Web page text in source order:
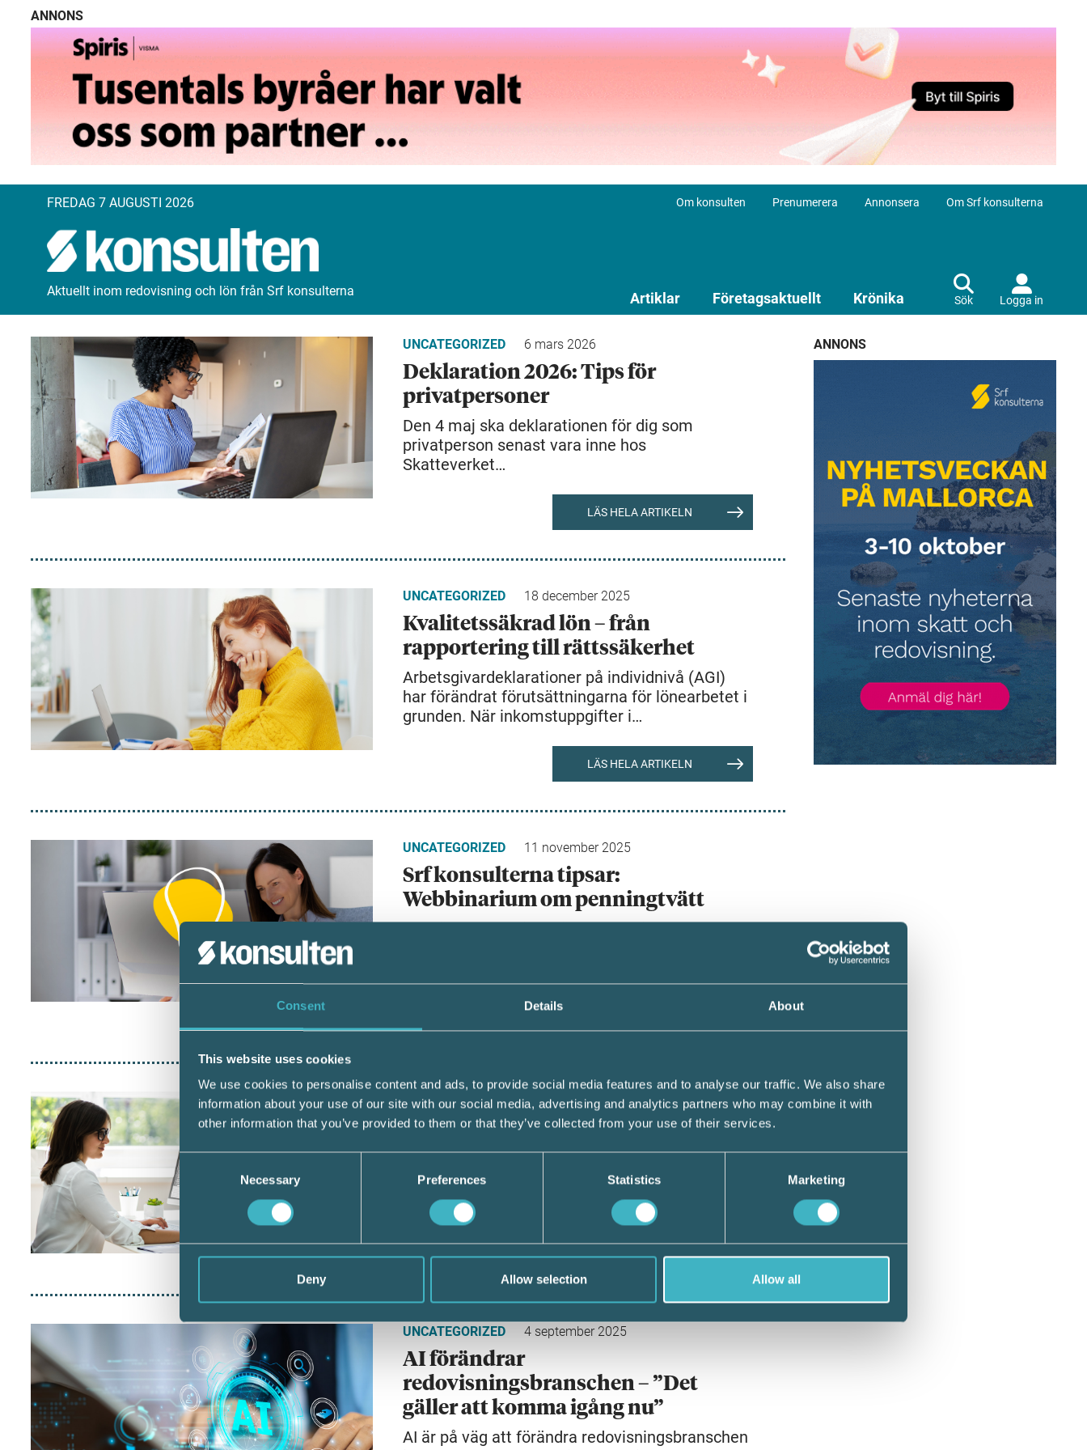
Consent Details About
This website uses cookies
We use cookies to personalise content and ads, to provide social media features and to analyse our traffic. We also share
information about your use of our site with our social media, advertising and analytics partners who may combine it with
other information that you’ve provided to them or that they’ve collected from your use of their services.
Consent
Selection
Necessary Preferences Statistics Marketing
Deny Allow selection Allow all
ANNONS
FREDAG 7 AUGUSTI 2026 Om konsulten Prenumerera Annonsera Om Srf konsulterna
Aktuellt inom redovisning och lön från Srf konsulterna Artiklar Företagsaktuellt Krönika Sök Logga in
UNCATEGORIZED 6 mars 2026
Deklaration 2026: Tips för
privatpersoner
Den 4 maj ska deklarationen för dig som
privatperson senast vara inne hos
Skatteverket…
LÄS HELA ARTIKELN
UNCATEGORIZED 18 december 2025
Kvalitetssäkrad lön – från
rapportering till rättssäkerhet
Arbetsgivardeklarationer på individnivå (AGI)
har förändrat förutsättningarna för lönearbetet i
grunden. När inkomstuppgifter i…
LÄS HELA ARTIKELN
UNCATEGORIZED 11 november 2025
Srf konsulterna tipsar:
Webbinarium om penningtvätt
Hur förebygger vi att företag och ideella
UNCATEGORIZED 15 oktober 2025
AGI minskar uppgifterna i
arbetsgivarintyg för a-kassa
Den 1 oktober 2025 trädde en ny lag om
arbetslöshetsförsäkring i kraft. Den innebär…
LÄS HELA ARTIKELN
UNCATEGORIZED 4 september 2025
AI förändrar
redovisningsbranschen – ”Det
gäller att komma igång nu”
AI är på väg att förändra redovisningsbranschen
ANNONS